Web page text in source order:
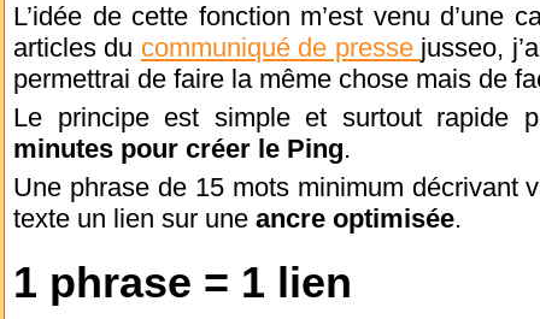
L’idée de cette fonction m’est venu d’une
articles du communiqué de presse jusseo,
permettrai de faire la même chose mais de
Le principe est simple et surtout rapide
minutes pour créer le Ping.
Une phrase de 15 mots minimum décrivant
texte un lien sur une ancre optimisée.
1 phrase = 1 lien